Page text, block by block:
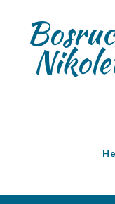
content